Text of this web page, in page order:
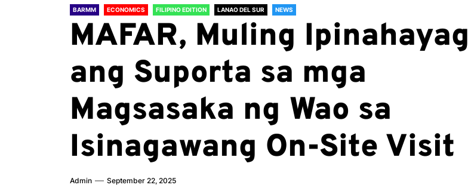
BARMM ECONOMICS FILIPINO EDITION LANAO DEL SUR NEWS
MAFAR, Muling Ipinahayag
ang Suporta sa mga
Magsasaka ng Wao sa
Isinagawang On-Site Visit
Admin
September 22, 2025